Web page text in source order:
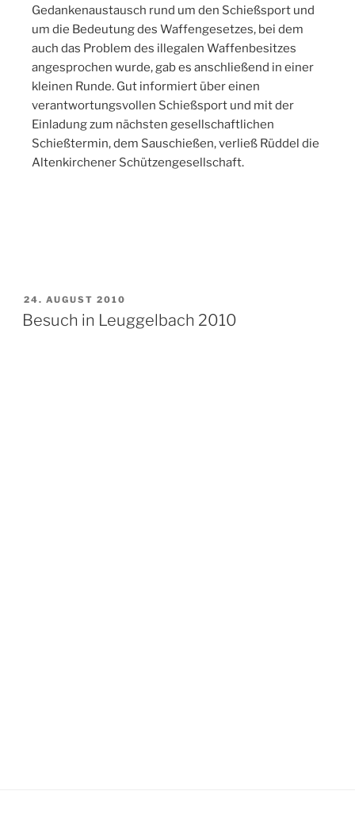
Gedankenaustausch rund um den Schießsport und
um die Bedeutung des Waffengesetzes, bei dem
auch das Problem des illegalen Waffenbesitzes
angesprochen wurde, gab es anschließend in einer
kleinen Runde. Gut informiert über einen
verantwortungsvollen Schießsport und mit der
Einladung zum nächsten gesellschaftlichen
Schießtermin, dem Sauschießen, verließ Rüddel die
Altenkirchener Schützengesellschaft.
24. AUGUST 2010
Besuch in Leuggelbach 2010